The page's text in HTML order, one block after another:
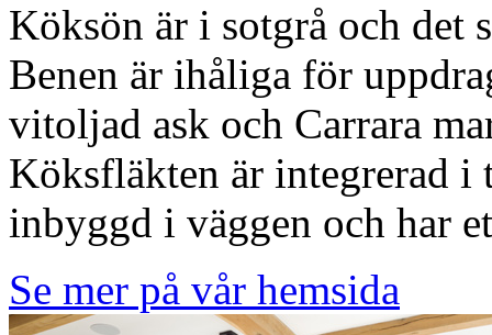
Köksön är i sotgrå och det
Benen är ihåliga för
vitoljad ask och Carrara
Köksfläkten är integrerad i
inbyggd i väggen och har
Se mer på vår hemsida